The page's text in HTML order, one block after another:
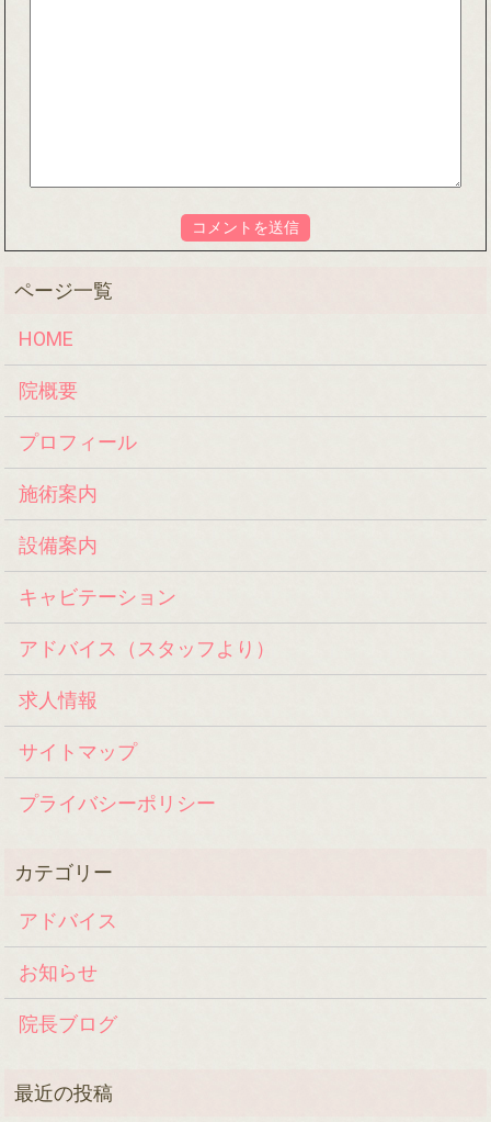
HOME
院概要
プロフィール
施術案内
設備案内
キャビテーション
アドバイス（スタッフより）
求人情報
サイトマップ
プライバシーポリシー
アドバイス
お知らせ
院長ブログ